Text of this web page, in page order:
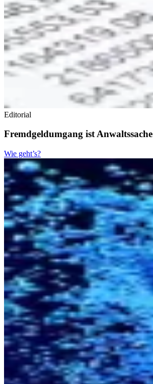
Editorial
Fremdgeldumgang ist Anwaltssache
Wie geht’s?